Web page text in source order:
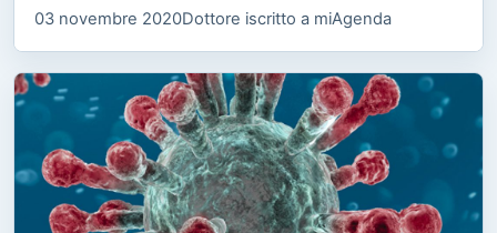
03 novembre 2020Dottore iscritto a miAgenda